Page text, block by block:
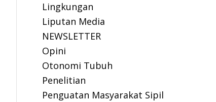
Lingkungan
Liputan Media
NEWSLETTER
Opini
Otonomi Tubuh
Penelitian
Penguatan Masyarakat Sipil